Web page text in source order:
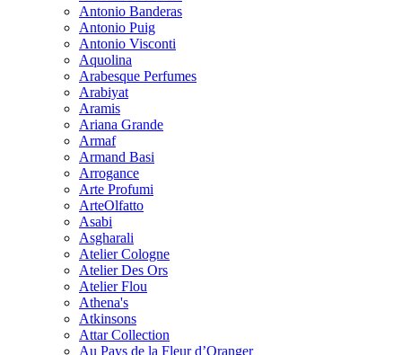
Antonio Banderas
Antonio Puig
Antonio Visconti
Aquolina
Arabesque Perfumes
Arabiyat
Aramis
Ariana Grande
Armaf
Armand Basi
Arrogance
Arte Profumi
ArteOlfatto
Asabi
Asgharali
Atelier Cologne
Atelier Des Ors
Atelier Flou
Athena's
Atkinsons
Attar Collection
Au Pays de la Fleur d’Oranger